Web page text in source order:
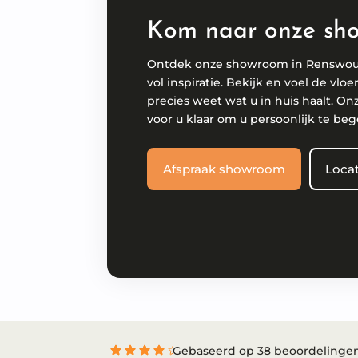
Kom naar onze
Ontdek onze showroom in
vol inspiratie. Bekijk en voel de
precies weet wat u in huis haalt.
voor u klaar om u persoonlijk te
Afspraak showroom
Gebaseerd op 38